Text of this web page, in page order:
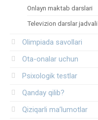
Onlayn maktab darslari
Televizion darslar jadvali
Olimpiada savollari
Ota-onalar uchun
Psixologik testlar
Qanday qilib?
Qiziqarli ma’lumotlar